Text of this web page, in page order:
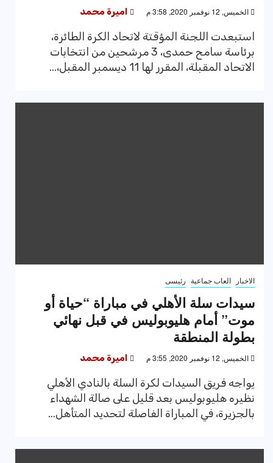
الخميس, 12 نوفمبر 2020, 3:58 م اميرة محمد
استبعدت اللجنة المؤقتة لاتحاد الكرة الطائرة،
برئاسة سامح حمدى، 3 مرشحين من انتخابات
الاتحاد المقبلة، المقرر لها 11 ديسمبر المقبل،...
الاخبار العاب جماعية رئيسى
سيدات سلة الأهلي في مباراة “حياة أو
موت” أمام هليوبوليس في قبل نهائي
بطولة المنطقة
الخميس, 12 نوفمبر 2020, 3:55 م اميرة محمد
يواجه فريق السيدات لكرة السلة بالنادي الأهلي
نظيره هليوبوليس بعد قليل على صالة الشهداء
بالجزيرة، في المباراة الفاصلة لتحديد المتأهل...